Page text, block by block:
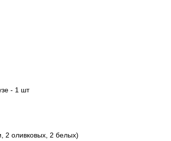
- 1 шт
2 оливковых, 2 белых)